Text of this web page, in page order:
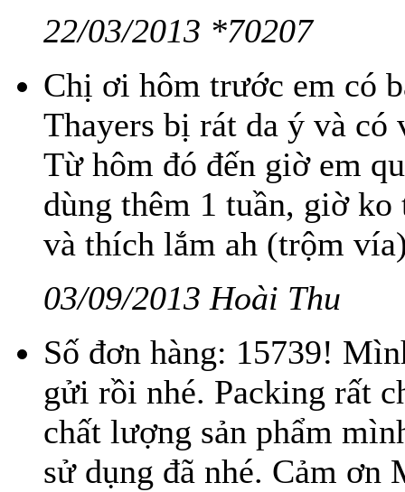
22/03/2013 *70207
Chị ơi hôm trước em có
Thayers bị rát da ý và
Từ hôm đó đến giờ em
dùng thêm 1 tuần, giờ
và thích lắm ah (trộm
03/09/2013 Hoài Thu
Số đơn hàng: 15739!
gửi rồi nhé. Packing rất
chất lượng sản phẩm
sử dụng đã nhé. Cảm ơn